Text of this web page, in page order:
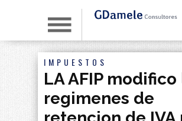
IMPUESTOS
LA AFIP modifico
regimenes de